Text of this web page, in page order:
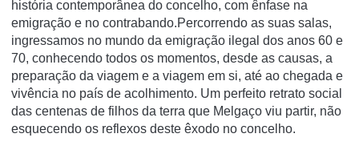
história contemporânea do concelho, com ênfase na
emigração e no contrabando.Percorrendo as suas salas,
ingressamos no mundo da emigração ilegal dos anos 60 e
70, conhecendo todos os momentos, desde as causas, a
preparação da viagem e a viagem em si, até ao chegada e
vivência no país de acolhimento. Um perfeito retrato social
das centenas de filhos da terra que Melgaço viu partir, não
esquecendo os reflexos deste êxodo no concelho.